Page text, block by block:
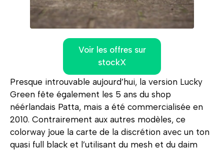
Voir les offres sur
stockX
Presque introuvable aujourd’hui, la version Lucky
Green fête également les 5 ans du shop
néérlandais Patta, mais a été commercialisée en
2010. Contrairement aux autres modèles, ce
colorway joue la carte de la discrétion avec un ton
quasi full black et l’utilisant du mesh et du daim